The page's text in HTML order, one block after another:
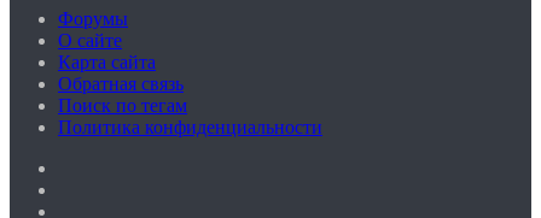
Форумы
О сайте
Карта сайта
Обратная связь
Поиск по тегам
Политика конфиденциальности